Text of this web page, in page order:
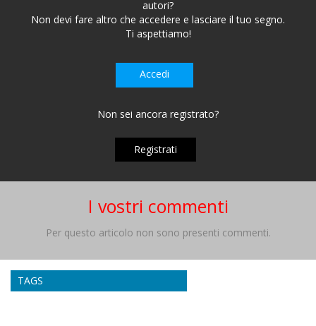
autori?
Non devi fare altro che accedere e lasciare il tuo segno.
Ti aspettiamo!
Accedi
Non sei ancora registrato?
Registrati
I vostri commenti
Per questo articolo non sono presenti commenti.
TAGS